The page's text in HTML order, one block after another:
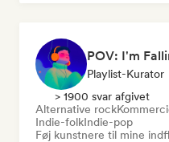
POV: I'm
Playlist-Kurator
> 1900 svar afgivet
Alternative rock
Indie-folkIndie-pop
Føj kunstnere til mine